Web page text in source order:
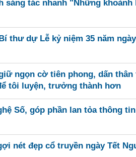
sáng tác nhanh "Những khoảnh
thư dự Lễ kỷ niệm 35 năm
ngọn cờ tiên phong, dấn thân
tôi luyện, trưởng thành hơn
Số, góp phần lan tỏa thông
nét đẹp cổ truyền ngày Tết